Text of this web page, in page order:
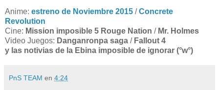
Anime: estreno de Noviembre 2015 /Concrete
Revolution
Cine: Mission imposible 5 Rouge Nation / Mr. Holmes
Video Juegos: Danganronpa saga / Fallout 4
y las notivias de la Ebina imposible de ignorar (°w°)
PnS TEAM en 4:24